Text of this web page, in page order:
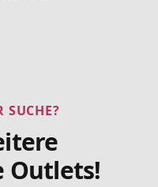
SUCHE?
Outlets!